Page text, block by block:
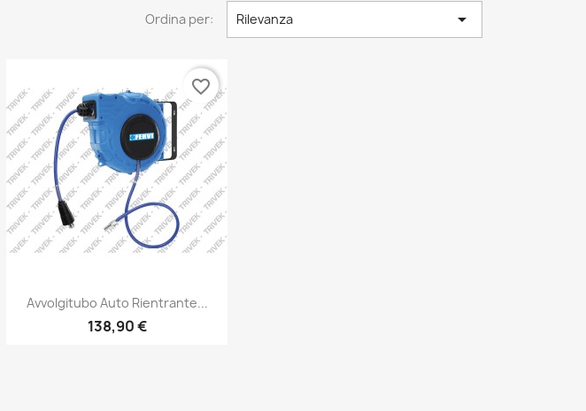
Ordina per: Rilevanza 
Avvolgitubo Auto Rientrante...
138,90 €
favorite_border